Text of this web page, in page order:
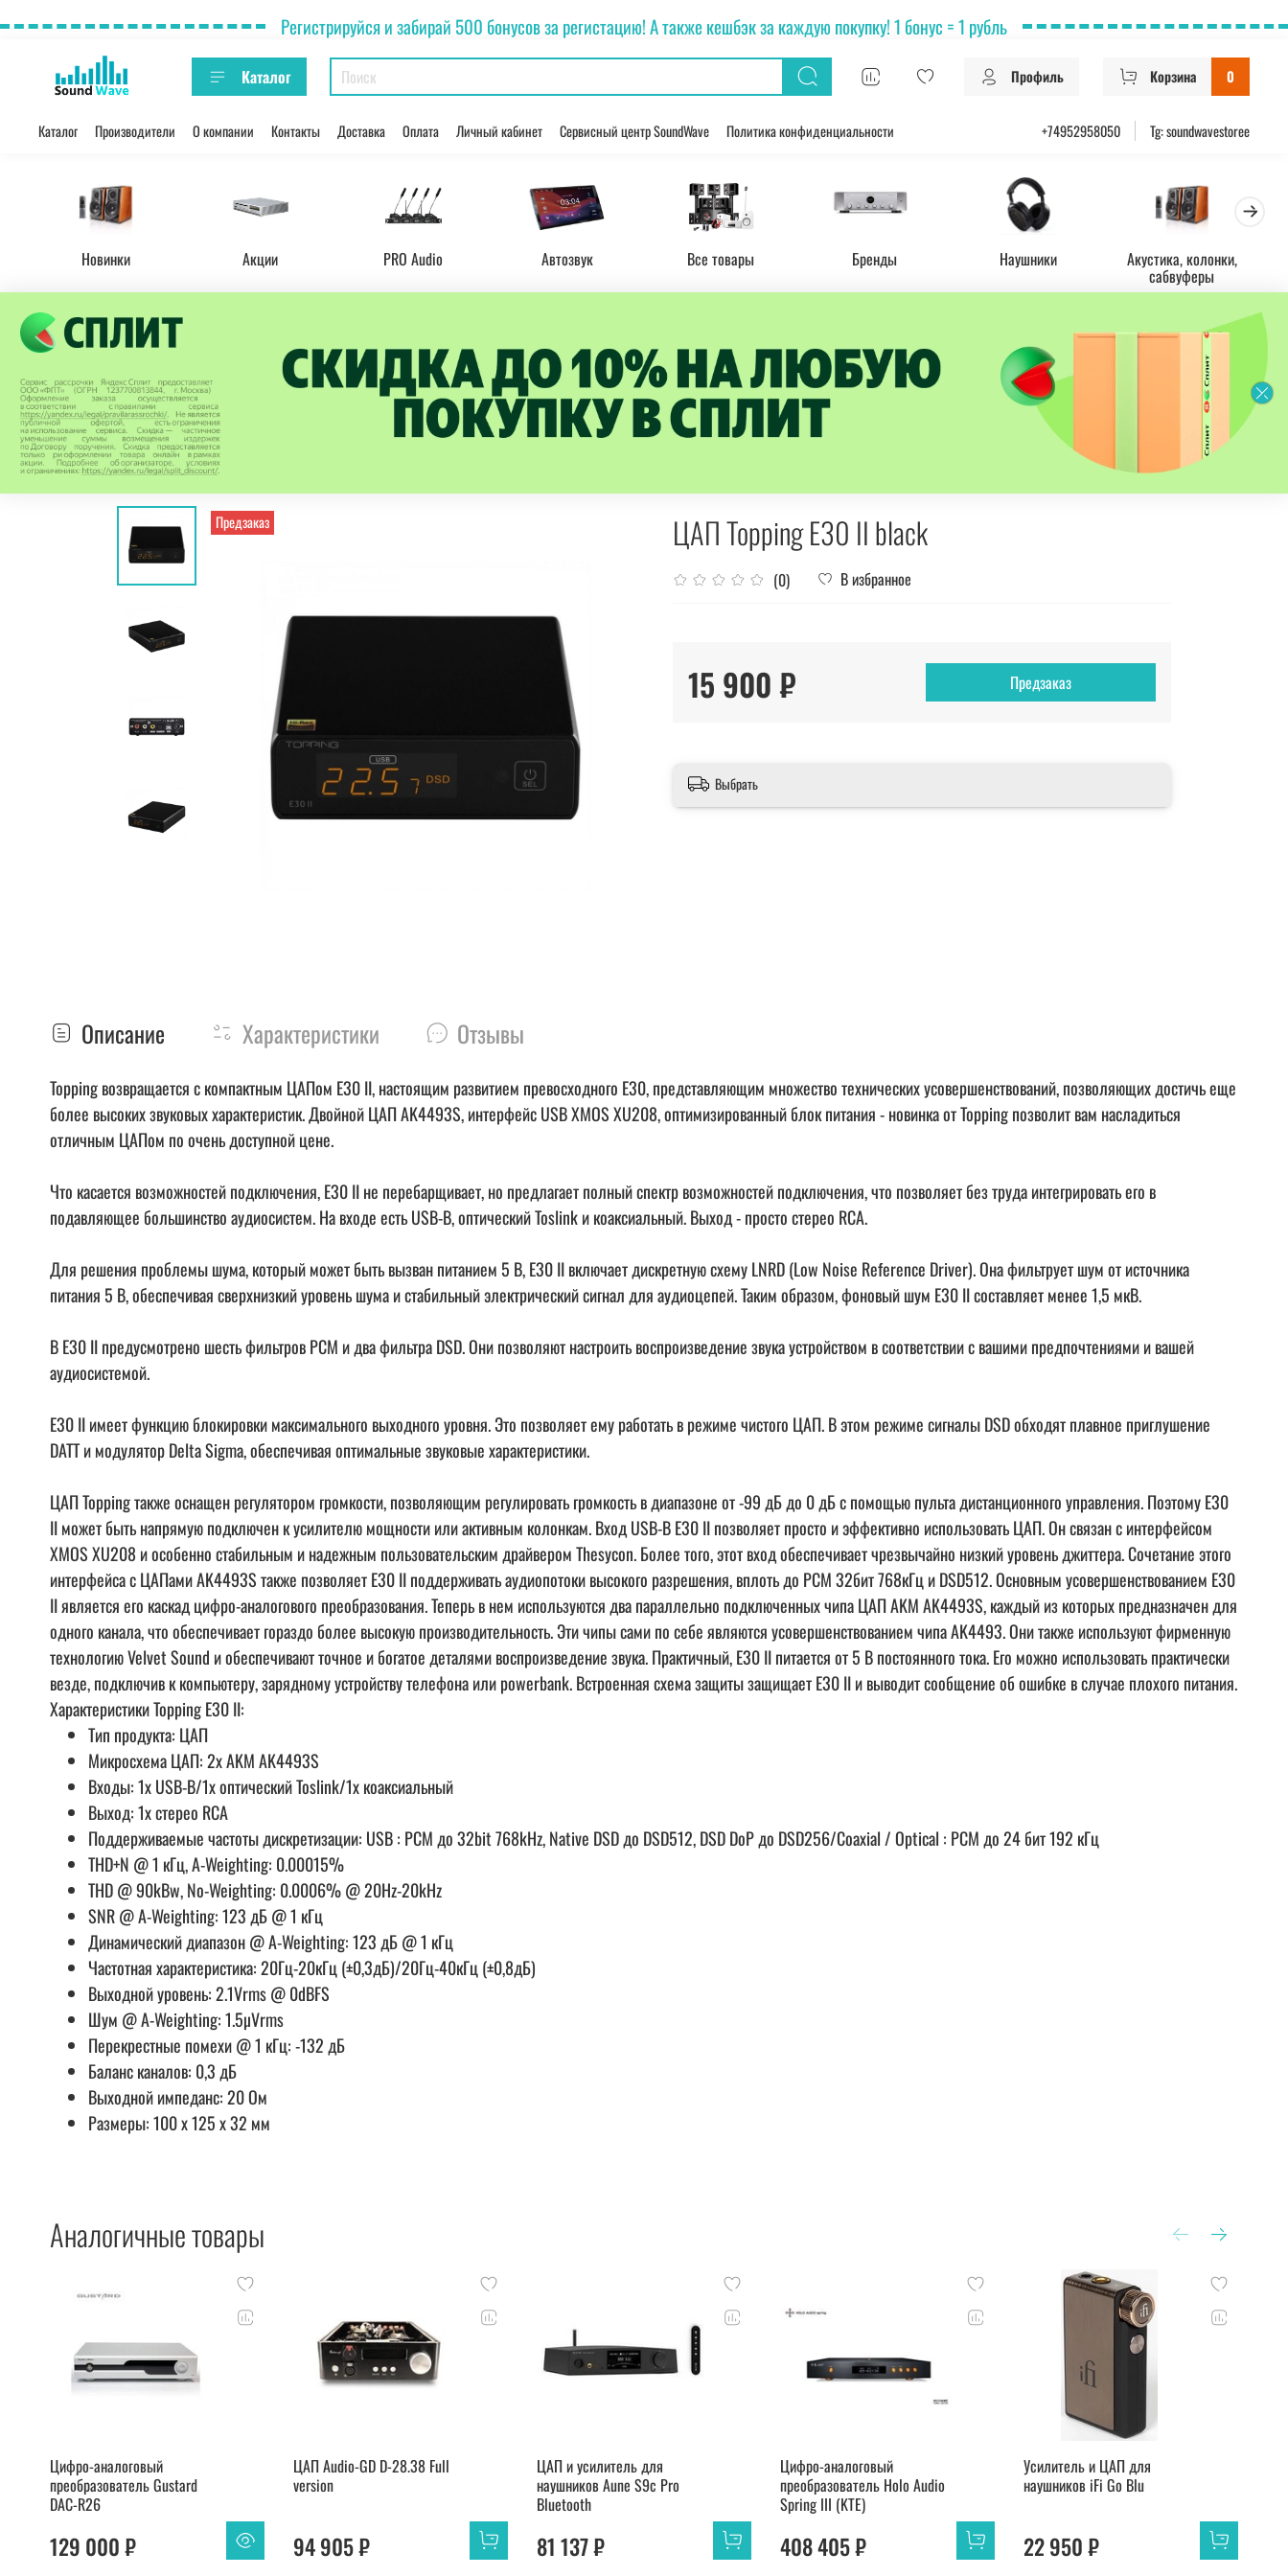
Регистрируйся и забирай 500 бонусов за регистацию! А также кешбэк за каждую покупку! 1 бонус = 1 рубль
Каталог Профиль Корзина 0
Каталог Производители О компании Контакты Доставка Оплата Личный кабинет Сервисный центр SoundWave Политика конфиденциальности +74952958050 Tg: soundwavestoree
Новинки Акции PRO Audio Автозвук Все товары Бренды Наушники Акустика, колонки,
сабвуферы
Предзаказ ЦАП Topping E30 II black
(0) В избранное
15 900 ₽ Предзаказ
Выбрать
Описание Характеристики Отзывы
Topping возвращается с компактным ЦАПом E30 II, настоящим развитием превосходного E30, представляющим множество технических усовершенствований, позволяющих достичь еще
более высоких звуковых характеристик. Двойной ЦАП AK4493S, интерфейс USB XMOS XU208, оптимизированный блок питания - новинка от Topping позволит вам насладиться
отличным ЦАПом по очень доступной цене.
Что касается возможностей подключения, E30 II не перебарщивает, но предлагает полный спектр возможностей подключения, что позволяет без труда интегрировать его в
подавляющее большинство аудиосистем. На входе есть USB-B, оптический Toslink и коаксиальный. Выход - просто стерео RCA.
Для решения проблемы шума, который может быть вызван питанием 5 В, E30 II включает дискретную схему LNRD (Low Noise Reference Driver). Она фильтрует шум от источника
питания 5 В, обеспечивая сверхнизкий уровень шума и стабильный электрический сигнал для аудиоцепей. Таким образом, фоновый шум E30 II составляет менее 1,5 мкВ.
В E30 II предусмотрено шесть фильтров PCM и два фильтра DSD. Они позволяют настроить воспроизведение звука устройством в соответствии с вашими предпочтениями и вашей
аудиосистемой.
E30 II имеет функцию блокировки максимального выходного уровня. Это позволяет ему работать в режиме чистого ЦАП. В этом режиме сигналы DSD обходят плавное приглушение
DATT и модулятор Delta Sigma, обеспечивая оптимальные звуковые характеристики.
ЦАП Topping также оснащен регулятором громкости, позволяющим регулировать громкость в диапазоне от -99 дБ до 0 дБ с помощью пульта дистанционного управления. Поэтому E30
II может быть напрямую подключен к усилителю мощности или активным колонкам. Вход USB-B E30 II позволяет просто и эффективно использовать ЦАП. Он связан с интерфейсом
XMOS XU208 и особенно стабильным и надежным пользовательским драйвером Thesycon. Более того, этот вход обеспечивает чрезвычайно низкий уровень джиттера. Сочетание этого
интерфейса с ЦАПами AK4493S также позволяет E30 II поддерживать аудиопотоки высокого разрешения, вплоть до PCM 32бит 768кГц и DSD512. Основным усовершенствованием E30
II является его каскад цифро-аналогового преобразования. Теперь в нем используются два параллельно подключенных чипа ЦАП AKM AK4493S, каждый из которых предназначен для
одного канала, что обеспечивает гораздо более высокую производительность. Эти чипы сами по себе являются усовершенствованием чипа AK4493. Они также используют фирменную
технологию Velvet Sound и обеспечивают точное и богатое деталями воспроизведение звука. Практичный, E30 II питается от 5 В постоянного тока. Его можно использовать практически
везде, подключив к компьютеру, зарядному устройству телефона или powerbank. Встроенная схема защиты защищает E30 II и выводит сообщение об ошибке в случае плохого питания.
Характеристики Topping E30 II:
Тип продукта: ЦАП
Микросхема ЦАП: 2x AKM AK4493S
Входы: 1x USB-B/1x оптический Toslink/1x коаксиальный
Выход: 1x стерео RCA
Поддерживаемые частоты дискретизации: USB : PCM до 32bit 768kHz, Native DSD до DSD512, DSD DoP до DSD256/Coaxial / Optical : PCM до 24 бит 192 кГц
THD+N @ 1 кГц, A-Weighting: 0.00015%
THD @ 90kBw, No-Weighting: 0.0006% @ 20Hz-20kHz
SNR @ A-Weighting: 123 дБ @ 1 кГц
Динамический диапазон @ A-Weighting: 123 дБ @ 1 кГц
Частотная характеристика: 20Гц-20кГц (±0,3дБ)/20Гц-40кГц (±0,8дБ)
Выходной уровень: 2.1Vrms @ 0dBFS
Шум @ A-Weighting: 1.5µVrms
Перекрестные помехи @ 1 кГц: -132 дБ
Баланс каналов: 0,3 дБ
Выходной импеданс: 20 Ом
Размеры: 100 x 125 x 32 мм
Аналогичные товары
Цифро-аналоговый
преобразователь Gustard
DAC-R26
129 000 ₽
ЦАП Audio-GD D-28.38 Full
version
94 905 ₽
ЦАП и усилитель для
наушников Aune S9c Pro
Bluetooth
81 137 ₽
Цифро-аналоговый
преобразователь Holo Audio
Spring III (KTE)
408 405 ₽
Усилитель и ЦАП для
наушников iFi Go Blu
22 950 ₽